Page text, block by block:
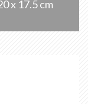
x 17.5 cm